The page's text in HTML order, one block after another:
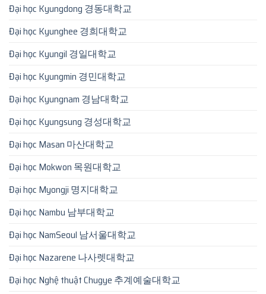
Đại học Kyungdong 경동대학교
Đại học Kyunghee 경희대학교
Đại học Kyungil 경일대학교
Đại học Kyungmin 경민대학교
Đại học Kyungnam 경남대학교
Đại học Kyungsung 경성대학교
Đại học Masan 마산대학교
Đại học Mokwon 목원대학교
Đại học Myongji 명지대학교
Đại học Nambu 남부대학교
Đại học NamSeoul 남서울대학교
Đại học Nazarene 나사렛대학교
Đại học Nghệ thuật Chugye 추계예술대학교